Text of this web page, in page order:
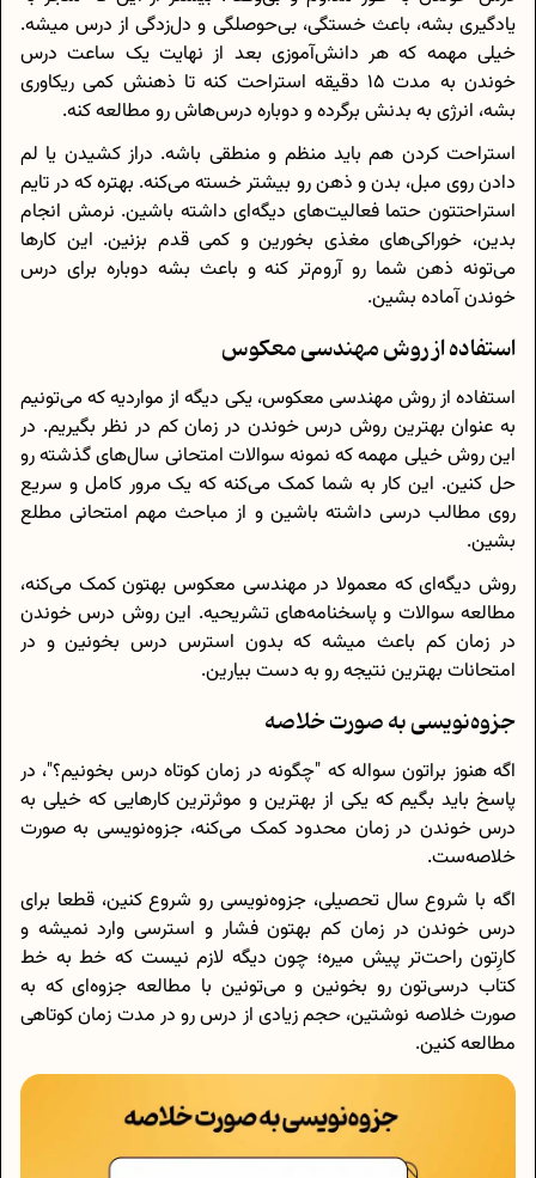
یادگیری بشه، باعث خستگی، بی‌حوصلگی و دل‌زدگی از درس میشه.
خیلی مهمه که هر دانش‌آموزی بعد از نهایت یک ساعت درس
خوندن به مدت 15 دقیقه استراحت کنه تا ذهنش کمی ریکاوری
بشه، انرژی به بدنش برگرده و دوباره درس‌هاش رو مطالعه کنه.
استراحت کردن هم باید منظم و منطقی باشه. دراز کشیدن یا لم
دادن روی مبل، بدن و ذهن رو بیشتر خسته می‌کنه. بهتره که در تایم
استراحتتون حتما فعالیت‌های دیگه‌ای داشته باشین. نرمش انجام
بدین، خوراکی‌های مغذی بخورین و کمی قدم بزنین. این کارها
می‌تونه ذهن شما رو آروم‌تر کنه و باعث بشه دوباره برای درس
خوندن آماده بشین.
استفاده از روش مهندسی معکوس
استفاده از روش مهندسی معکوس، یکی دیگه از مواردیه که می‌تونیم
به عنوان بهترین روش درس خوندن در زمان کم در نظر بگیریم. در
این روش خیلی مهمه که نمونه سوالات امتحانی سال‌های گذشته رو
حل کنین. این کار به شما کمک می‌کنه که یک مرور کامل و سریع
روی مطالب درسی داشته باشین و از مباحث مهم امتحانی مطلع
بشین.
روش دیگه‌ای که معمولا در مهندسی معکوس بهتون کمک می‌کنه،
مطالعه سوالات و پاسخنامه‌های تشریحیه. این روش درس خوندن
در زمان کم باعث میشه که بدون استرس درس بخونین و در
امتحانات بهترین نتیجه رو به دست بیارین.
جزوه‌نویسی به صورت خلاصه
اگه هنوز براتون سواله که "چگونه در زمان کوتاه درس بخونیم؟"، در
پاسخ باید بگیم که یکی از بهترین و موثرترین کارهایی که خیلی به
درس خوندن در زمان محدود کمک می‌کنه، جزوه‌نویسی به صورت
خلاصه‌ست.
اگه با شروع سال تحصیلی، جزوه‌نویسی رو شروع کنین، قطعا برای
درس خوندن در زمان کم بهتون فشار و استرسی وارد نمیشه و
کارِتون راحت‌تر پیش میره؛ چون دیگه لازم نیست که خط به خط
کتاب درسی‌تون رو بخونین و می‌تونین با مطالعه جزوه‌ای که به
صورت خلاصه نوشتین، حجم زیادی از درس رو در مدت زمان کوتاهی
مطالعه کنین.